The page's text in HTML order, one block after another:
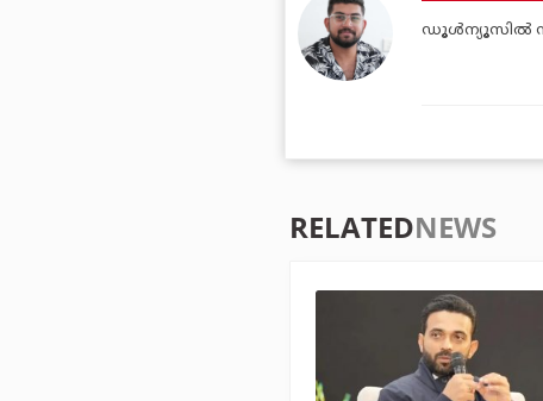
ഡൂള്‍ന്യൂസില്‍ സബ്
RELATEDNEWS